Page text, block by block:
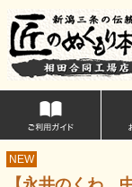
NEW